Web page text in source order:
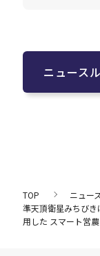
ニュース
TOP ニュー
準天頂衛星みちび
用した スマート営